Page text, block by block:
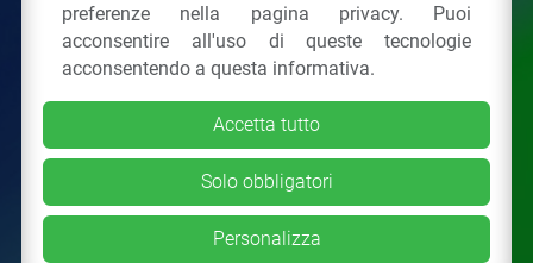
Tutti i diritti riservati Privacy Policy &Cookie
preferenze nella pagina privacy. Puoi
acconsentire all'uso di queste tecnologie
acconsentendo a questa informativa.
Accetta tutto
Solo obbligatori
Personalizza